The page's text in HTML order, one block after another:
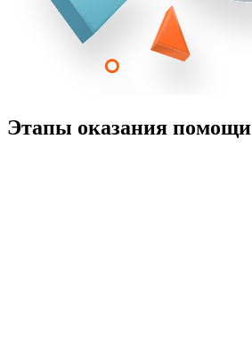
Этапы оказания помощи